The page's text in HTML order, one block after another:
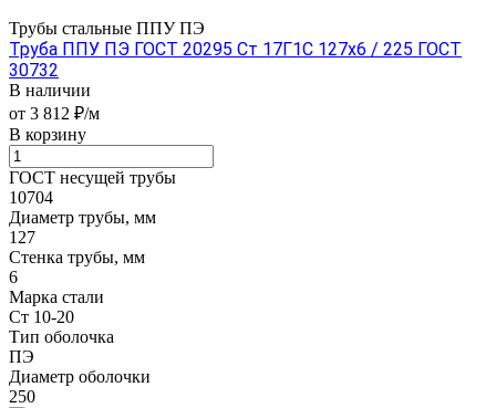
Трубы стальные ППУ ПЭ
Труба ППУ ПЭ ГОСТ 20295 Ст 17Г1С 127x6 / 225 ГОСТ
30732
В наличии
от 3 812 ₽/м
В корзину
ГОСТ несущей трубы
10704
Диаметр трубы, мм
127
Стенка трубы, мм
6
Марка стали
Ст 10-20
Тип оболочка
ПЭ
Диаметр оболочки
250